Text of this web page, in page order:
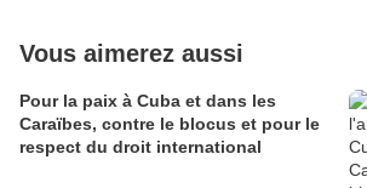
Vous aimerez aussi
Pour la paix à Cuba et dans les
Caraïbes, contre le blocus et pour le
respect du droit international